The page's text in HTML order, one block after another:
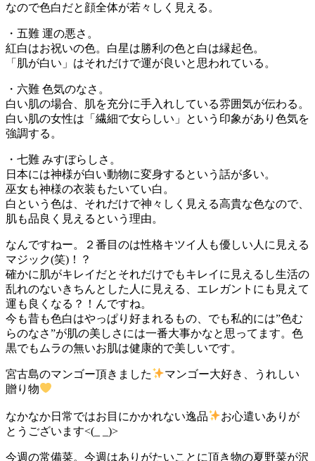
なので色白だと顔全体が若々しく見える。
・五難 運の悪さ。
紅白はお祝いの色。白星は勝利の色と白は縁起色。
「肌が白い」はそれだけで運が良いと思われている。
・六難 色気のなさ。
白い肌の場合、肌を充分に手入れしている雰囲気が伝わる。
白い肌の女性は「繊細で女らしい」という印象があり色気を
強調する。
・七難 みすぼらしさ。
日本には神様が白い動物に変身するという話が多い。
巫女も神様の衣装もたいてい白。
白という色は、それだけで神々しく見える高貴な色なので、
肌も品良く見えるという理由。
なんですねー。２番目のは性格キツイ人も優しい人に見える
マジック(笑)！？
確かに肌がキレイだとそれだけでもキレイに見えるし生活の
乱れのないきちんとした人に見える、エレガントにも見えて
運も良くなる？！んですね。
今も昔も色白はやっぱり好まれるもの、でも私的には”色む
らのなさ”が肌の美しさには一番大事かなと思ってます。色
黒でもムラの無いお肌は健康的で美しいです。
宮古島のマンゴー頂きました
マンゴー大好き、うれしい
贈り物
なかなか日常ではお目にかかれない逸品
お心遣いありが
とうございます<(_ _)>
今週の常備菜。今週はありがたいことに頂き物の夏野菜が沢